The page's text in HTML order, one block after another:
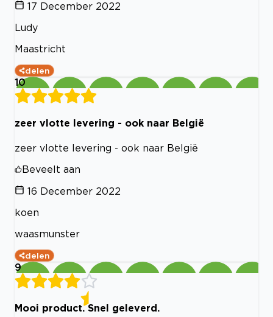
17 December 2022
Ludy
Maastricht
delen
10
zeer vlotte levering - ook naar België
zeer vlotte levering - ook naar België
Beveelt aan
16 December 2022
koen
waasmunster
delen
9
Mooi product. Snel geleverd.